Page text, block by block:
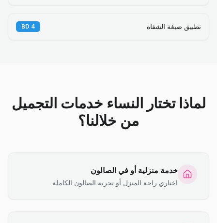
تطبيق صبغة الشفاه 4
BD
لماذا تختار النساء خدمات التجميل
من خلالنا؟
خدمة منزلية أو في الصالون
اختاري راحة المنزل أو تجربة الصالون الكاملة